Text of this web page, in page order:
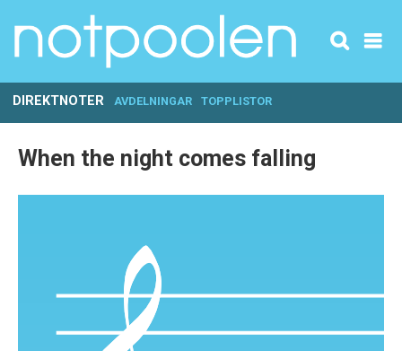
DIREKTNOTER AVDELNINGAR TOPPLISTOR
When the night comes falling